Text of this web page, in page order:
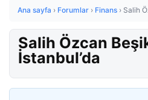
Ana sayfa › Forumlar › Finans › Salih
Salih Özcan
İstanbul’da